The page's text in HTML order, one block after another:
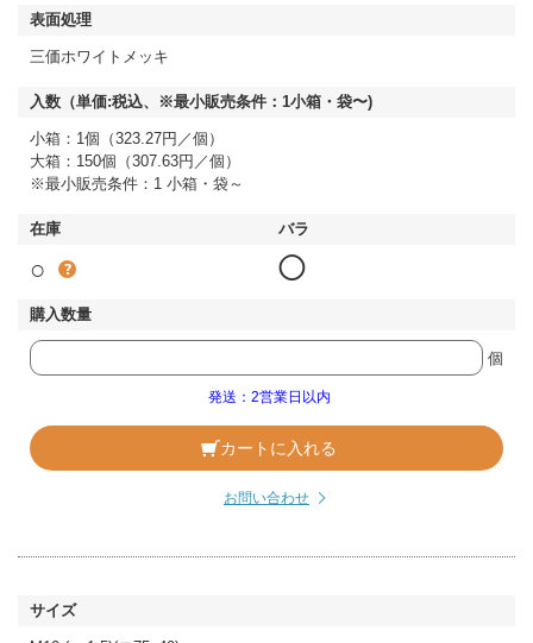
三価ホワイトメッキ
小箱：1個（323.27円／個）
大箱：150個（307.63円／個）
※最小販売条件：1 小箱・袋～
○ ◯
個
発送：2営業日以内
カートに入れる
お問い合わせ